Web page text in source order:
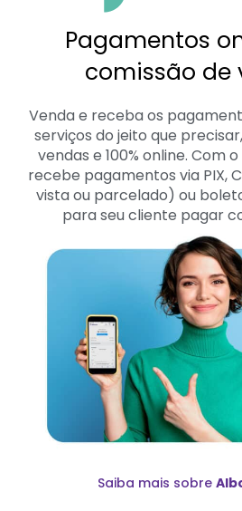
Pagamentos
comissão de
Venda e receba os
serviços do jeito que
vendas e 100% online. Com
recebe pagamentos via PIX,
vista ou parcelado) ou
para seu cliente pagar
Saiba mais sobre